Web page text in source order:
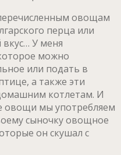
овощам
перца или
У меня
можно
или подать в
а также эти
котлетам. И
овощи мы употребляем
сыночку овощное
он скушал с